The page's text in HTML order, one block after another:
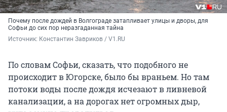
Почему после дождей в Волгограде затапливает улицы и дворы, для
Софьи до сих пор неразгаданная тайна
Источник: Константин Завриков / V1.RU
По словам Софьи, сказать, что подобного не
происходит в Югорске, было бы враньем. Но там
потоки воды после дождя исчезают в ливневой
канализации, а на дорогах нет огромных дыр,